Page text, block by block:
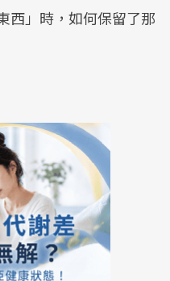
西」時，如何保留了那